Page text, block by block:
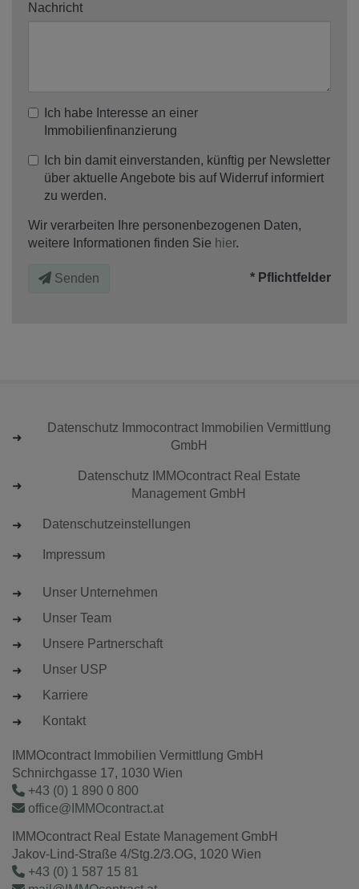
Nachricht
Ich habe Interesse an einer
Immobilienfinanzierung
Ich bin damit einverstanden, künftig per Newsletter
über aktuelle Angebote bis auf Widerruf informiert
zu werden.
Wir verarbeiten Ihre personenbezogenen Daten,
weitere Informationen finden Sie hier.
Senden * Pflichtfelder
Datenschutz Immocontract Immobilien Vermittlung
GmbH
Datenschutz IMMOcontract Real Estate
Management GmbH
Datenschutzeinstellungen
Impressum
Unser Unternehmen
Unser Team
Unsere Partnerschaft
Unser USP
Karriere
Kontakt
IMMOcontract Immobilien Vermittlung GmbH
Schnirchgasse 17, 1030 Wien
+43 (0) 1 890 0 800
office@IMMOcontract.at
IMMOcontract Real Estate Management GmbH
Jakov-Lind-Straße 4/Stg.2/3.OG, 1020 Wien
+43 (0) 1 587 15 81